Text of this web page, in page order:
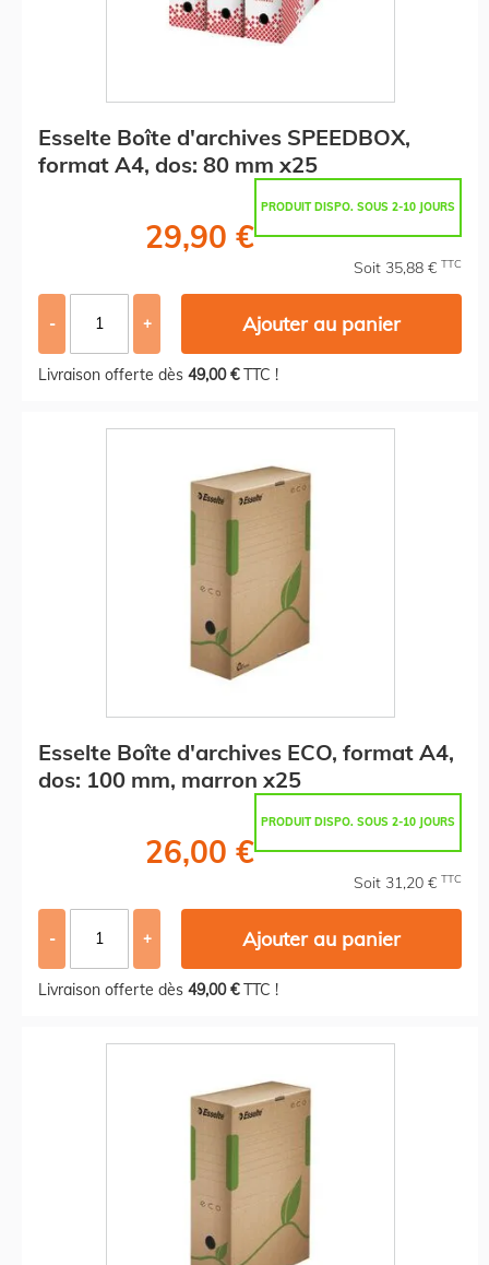
Esselte Boîte d'archives SPEEDBOX,
format A4, dos: 80 mm x25
PRODUIT DISPO. SOUS 2-10 JOURS
29,90 €
Soit 35,88 € TTC
- + Ajouter au panier
Livraison offerte dès 49,00 €TTC !
Esselte Boîte d'archives ECO, format A4,
dos: 100 mm, marron x25
PRODUIT DISPO. SOUS 2-10 JOURS
26,00 €
Soit 31,20 € TTC
- + Ajouter au panier
Livraison offerte dès 49,00 €TTC !